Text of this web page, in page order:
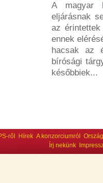
A magyar
eljárásnak
az
ennek
hacsak az
bírósági
későbbiek...
ről Hírek A konzorciumról
Írj nekünk